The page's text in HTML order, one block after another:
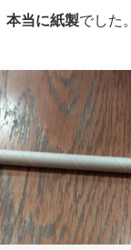
本当に紙製でした。